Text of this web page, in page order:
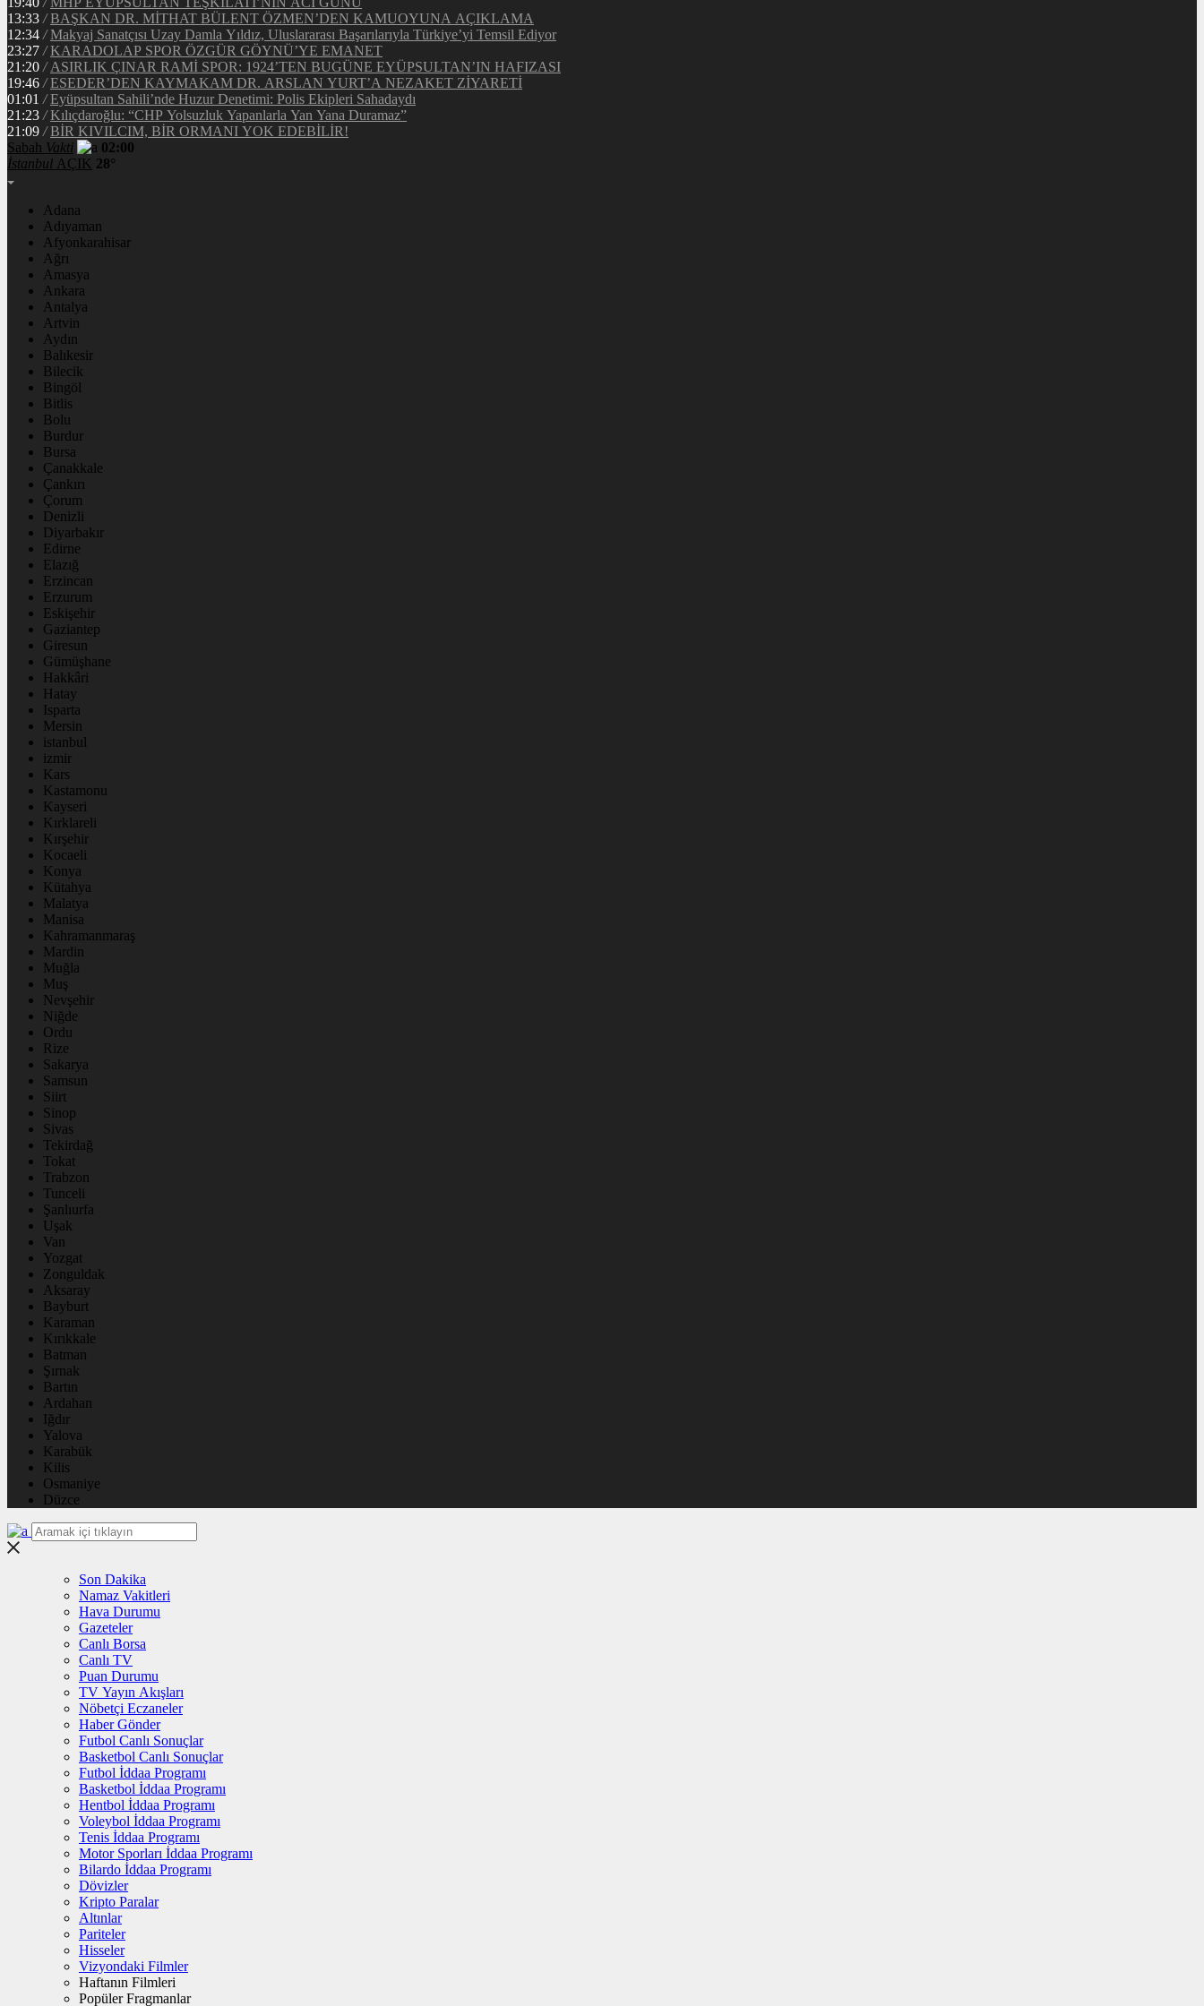
13:33 / BAŞKAN DR. MİTHAT BÜLENT ÖZMEN’DEN KAMUOYUNA AÇIKLAMA
12:34 / Makyaj Sanatçısı Uzay Damla Yıldız, Uluslararası Başarılarıyla Türkiye’yi Temsil Ediyor
23:27 / KARADOLAP SPOR ÖZGÜR GÖYNÜ’YE EMANET
21:20 / ASIRLIK ÇINAR RAMİ SPOR: 1924’TEN BUGÜNE EYÜPSULTAN’IN HAFIZASI
19:46 / ESEDER’DEN KAYMAKAM DR. ARSLAN YURT’A NEZAKET ZİYARETİ
01:01 / Eyüpsultan Sahili’nde Huzur Denetimi: Polis Ekipleri Sahadaydı
21:23 / Kılıçdaroğlu: “CHP Yolsuzluk Yapanlarla Yan Yana Duramaz”
21:09 / BİR KIVILCIM, BİR ORMANI YOK EDEBİLİR!
Sabah Vakti
02:00
İstanbul AÇIK 28°
Adana
Adıyaman
Afyonkarahisar
Ağrı
Amasya
Ankara
Antalya
Artvin
Aydın
Balıkesir
Bilecik
Bingöl
Bitlis
Bolu
Burdur
Bursa
Çanakkale
Çankırı
Çorum
Denizli
Diyarbakır
Edirne
Elazığ
Erzincan
Erzurum
Eskişehir
Gaziantep
Giresun
Gümüşhane
Hakkâri
Hatay
Isparta
Mersin
istanbul
izmir
Kars
Kastamonu
Kayseri
Kırklareli
Kırşehir
Kocaeli
Konya
Kütahya
Malatya
Manisa
Kahramanmaraş
Mardin
Muğla
Muş
Nevşehir
Niğde
Ordu
Rize
Sakarya
Samsun
Siirt
Sinop
Sivas
Tekirdağ
Tokat
Trabzon
Tunceli
Şanlıurfa
Uşak
Van
Yozgat
Zonguldak
Aksaray
Bayburt
Karaman
Kırıkkale
Batman
Şırnak
Bartın
Ardahan
Iğdır
Yalova
Karabük
Kilis
Osmaniye
Düzce
Son Dakika
Namaz Vakitleri
Hava Durumu
Gazeteler
Canlı Borsa
Canlı TV
Puan Durumu
TV Yayın Akışları
Nöbetçi Eczaneler
Haber Gönder
Futbol Canlı Sonuçlar
Basketbol Canlı Sonuçlar
Futbol İddaa Programı
Basketbol İddaa Programı
Hentbol İddaa Programı
Voleybol İddaa Programı
Tenis İddaa Programı
Motor Sporları İddaa Programı
Bilardo İddaa Programı
Dövizler
Kripto Paralar
Altınlar
Pariteler
Hisseler
Vizyondaki Filmler
Haftanın Filmleri
Popüler Fragmanlar